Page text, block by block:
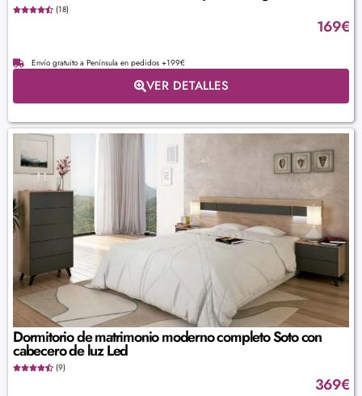
(18)
169€
Envío gratuito a Península en pedidos +199€
VER DETALLES
Dormitorio de matrimonio moderno completo Soto con
cabecero de luz Led
(9)
369€